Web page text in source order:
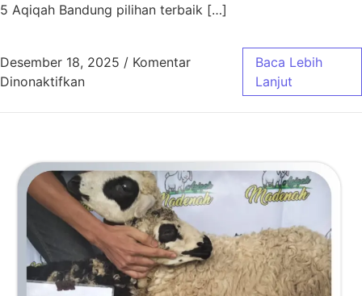
5 Aqiqah Bandung pilihan terbaik […]
Desember 18, 2025 / Komentar
Dinonaktifkanpada 5 Aqiqah Bandung Pilihan Terbaik
Baca Lebih
Lanjut